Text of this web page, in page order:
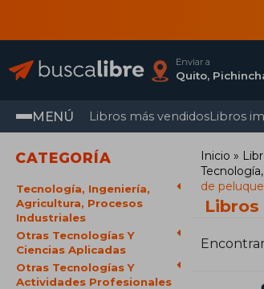
Enviar a
Quito,
MENÚ Libros más vendidosLibros
CATEGORÍA
Tecnología, Ingeniería,
Agricultura, Procesos
Industriales
Otras Tecnologías Y
Ciencias Aplicadas
Otras Tecnologías Y
Actividades Profesionales
Inicio
de